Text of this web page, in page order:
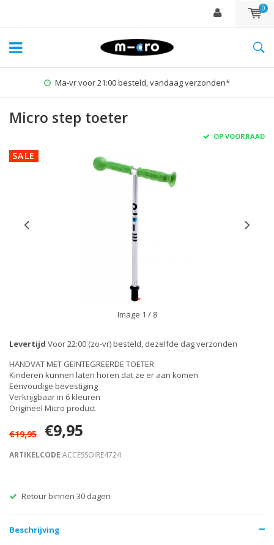
0
Ma-vr voor 21:00 besteld, vandaag verzonden*
Micro step toeter
OP VOORRAAD
SALE
Image 1 / 8
Levertijd Voor 22:00 (zo-vr) besteld, dezelfde dag verzonden
HANDVAT MET GEINTEGREERDE TOETER
Kinderen kunnen laten horen dat ze er aan komen
Eenvoudige bevestiging
Verkrijgbaar in 6 kleuren
Origineel Micro product
€19,95 €9,95
ARTIKELCODE ACCESSOIRE4724
Retour binnen 30 dagen
Beschrijving